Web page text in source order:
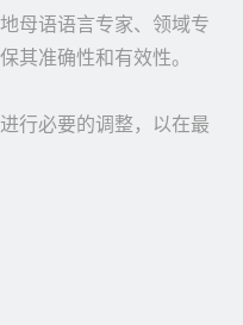
母语语言专家、领域专
其准确性和有效性。
行必要的调整，以在最